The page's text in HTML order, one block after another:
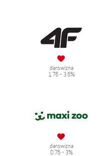
darowizna
1.75 - 3.5%
darowizna
0.75 - 3%